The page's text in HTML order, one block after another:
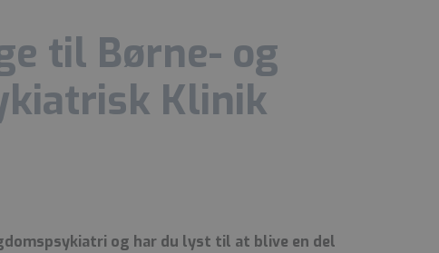
til Børne- og
Klinik
og har du lyst til at blive en del